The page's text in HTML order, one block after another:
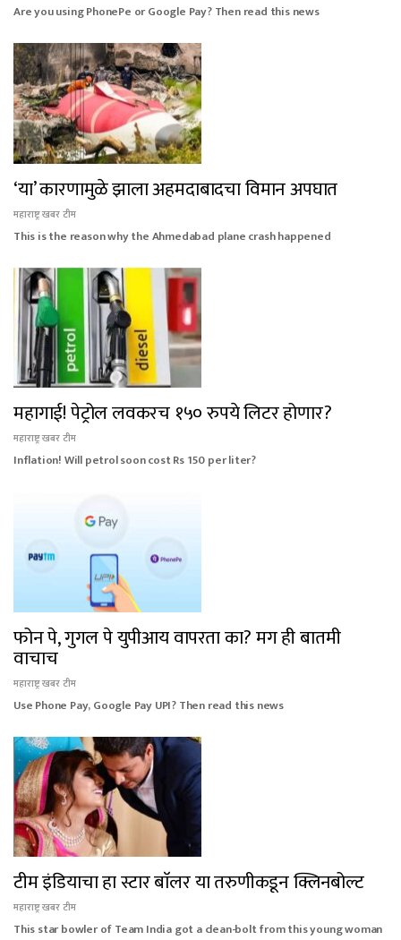
Are you using PhonePe or Google Pay? Then read this news
‘या’ कारणामुळे झाला अहमदाबादचा विमान अपघात
महाराष्ट्र खबर टीम
This is the reason why the Ahmedabad plane crash happened
महागाई! पेट्रोल लवकरच १५० रुपये लिटर होणार?
महाराष्ट्र खबर टीम
Inflation! Will petrol soon cost Rs 150 per liter?
फोन पे, गुगल पे युपीआय वापरता का? मग ही बातमी
वाचाच
महाराष्ट्र खबर टीम
Use Phone Pay, Google Pay UPI? Then read this news
टीम इंडियाचा हा स्टार बाॅलर या तरुणीकडून क्लिनबोल्ट
महाराष्ट्र खबर टीम
This star bowler of Team India got a clean-bolt from this young woman